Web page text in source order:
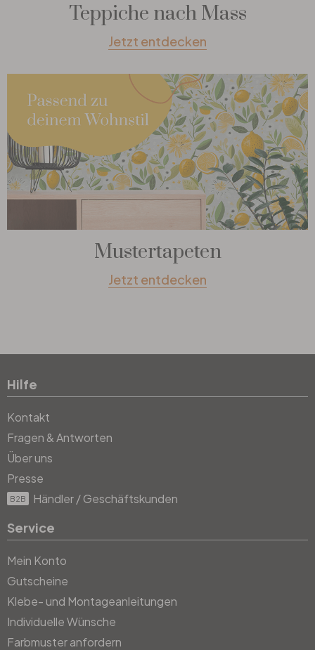
Teppiche nach Mass
Jetzt entdecken
Mustertapeten
Jetzt entdecken
Hilfe
Kontakt
Fragen & Antworten
Über uns
Presse
B2B Händler / Geschäftskunden
Service
Mein Konto
Gutscheine
Klebe- und Montageanleitungen
Individuelle Wünsche
Farbmuster anfordern